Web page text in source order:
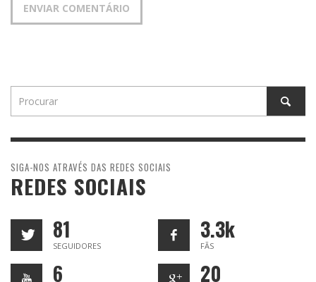
SIGA-NOS ATRAVÉS DAS REDES SOCIAIS
REDES SOCIAIS
81
SEGUIDORES
3.3k
FÃS
6 20